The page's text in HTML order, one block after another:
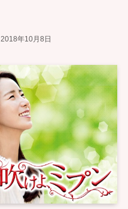
2018年10月8日